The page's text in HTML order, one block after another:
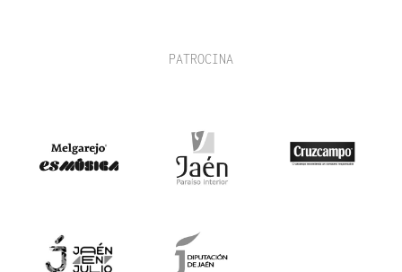
PATROCINA